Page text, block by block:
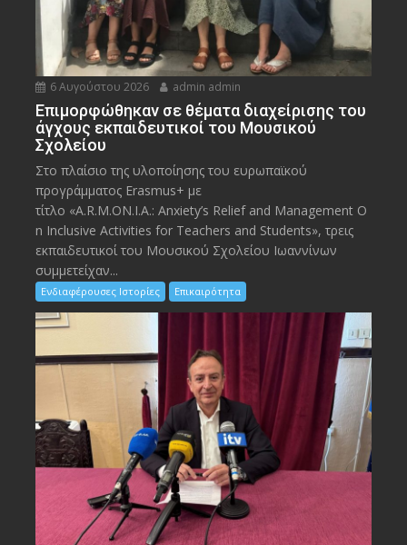
6 Αυγούστου 2026 admin admin
Eπιμορφώθηκαν σε θέματα διαχείρισης του
άγχους εκπαιδευτικοί του Μουσικού
Σχολείου
Στο πλαίσιο της υλοποίησης του ευρωπαϊκού
προγράμματος Erasmus+ με
τίτλο «A.R.M.ON.I.A.: Anxiety’s Relief and Management O
n Inclusive Activities for Teachers and Students», τρεις
εκπαιδευτικοί του Μουσικού Σχολείου Ιωαννίνων
συμμετείχαν...
Ενδιαφέρουσες Ιστορίες Επικαιρότητα